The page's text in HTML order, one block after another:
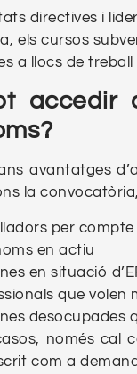
directives i
els cursos
a llocs de
accedir
avantatges
la
per compte
en actiu
en situació
que volen
desocupades
només cal
com a